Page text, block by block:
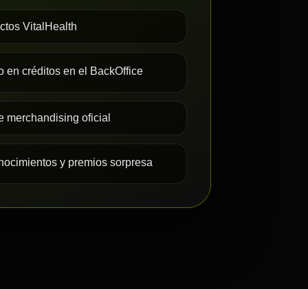
VitalHealth
en créditos en el BackOffice
merchandising oficial
y premios sorpresa